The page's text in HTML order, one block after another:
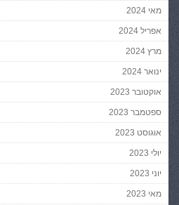
מאי 2024
אפריל 2024
מרץ 2024
ינואר 2024
אוקטובר 2023
ספטמבר 2023
אוגוסט 2023
יולי 2023
יוני 2023
מאי 2023